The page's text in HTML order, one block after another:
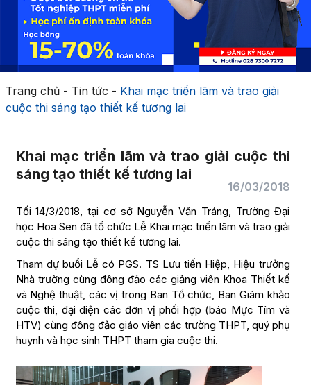
Trang chủ- Tin tức - Khai mạc triển lãm và trao giải
cuộc thi sáng tạo thiết kế tương lai
Khai mạc triển lãm và trao giải cuộc thi
sáng tạo thiết kế tương lai
16/03/2018
Tối 14/3/2018, tại cơ sở Nguyễn Văn Tráng, Trường Đại
học Hoa Sen đã tổ chức Lễ Khai mạc triển lãm và trao giải
cuộc thi sáng tạo thiết kế tương lai.
Tham dự buổi Lễ có PGS. TS Lưu tiến Hiệp, Hiệu trưởng
Nhà trường cùng đông đảo các giảng viên Khoa Thiết kế
và Nghệ thuật, các vị trong Ban Tổ chức, Ban Giám khảo
cuộc thi, đại diện các đơn vị phối hợp (báo Mực Tím và
HTV) cùng đông đảo giáo viên các trường THPT, quý phụ
huynh và học sinh THPT tham gia cuộc thi.